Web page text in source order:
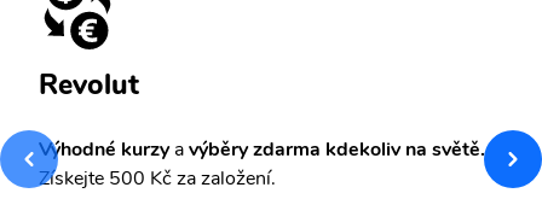
Revolut
Výhodné kurzyavýběry zdarma kdekoliv na světě.
Získejte 500 Kč za založení.